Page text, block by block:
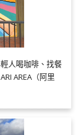
人喝咖啡、找餐
AREA（阿里